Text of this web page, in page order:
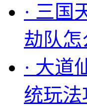
· 三国
劫队怎
· 大道
统玩法